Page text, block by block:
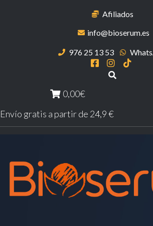
Afiliados
info@bioserum.es
976 25 13 53
0,00€
Envío gratis a partir de 24,9 €